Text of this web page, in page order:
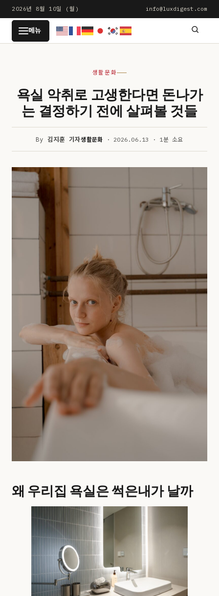
문
로
2026년 8월 10일 (월) info@luxdigest.com
LUXDIGEST
메뉴
생활문화
욕실 악취로 고생한다면 돈나가
는 결정하기 전에 살펴볼 것들
By김지훈 기자생활문화 · 2026.06.13 · 1분 소요
왜 우리집 욕실은 썩은내가 날까